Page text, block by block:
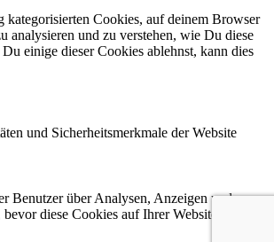
kategorisierten Cookies, auf deinem Browser
analysieren und zu verstehen, wie Du diese
einige dieser Cookies ablehnst, kann dies
und Sicherheitsmerkmale der Website
Benutzer über Analysen, Anzeigen und
diese Cookies auf Ihrer Website